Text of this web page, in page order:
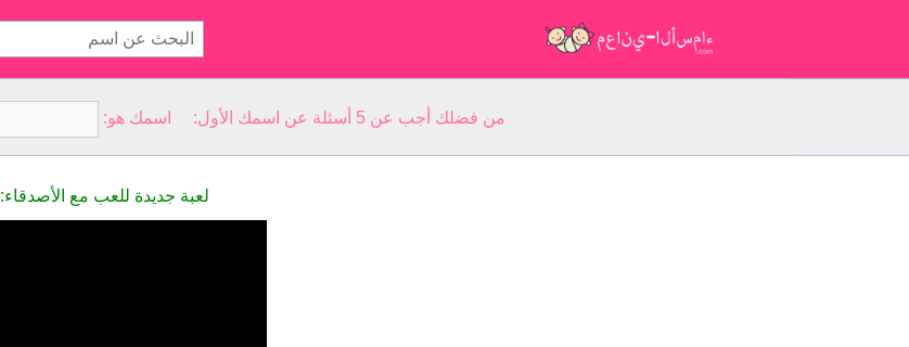
من فضلك أجب عن 5 أسئلة عن اسمك الأول: اسمك هو:
لعبة جديدة للعب مع الأصدقاء: